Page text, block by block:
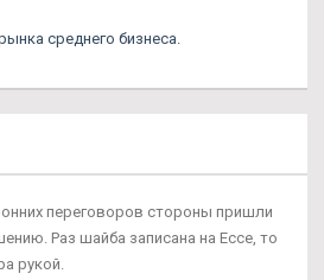
среднего бизнеса.
переговоров стороны пришли
Раз шайба записана на Ессе, то
рукой.